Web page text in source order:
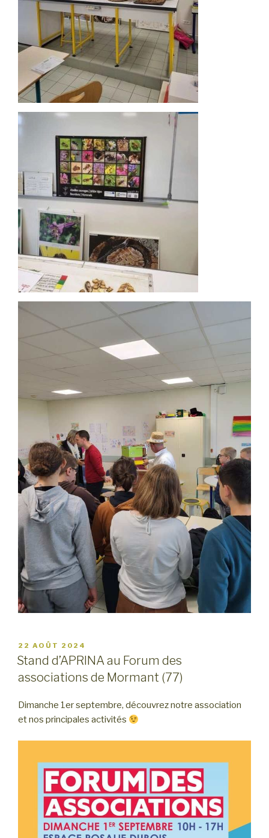
PUBLIÉ
LE
22 AOÛT 2024
Stand d’APRINA au Forum des
associations de Mormant (77)
Dimanche 1er septembre, découvrez notre association
et nos principales activités